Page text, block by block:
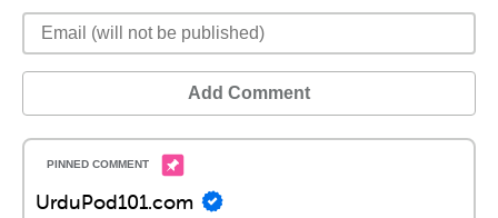
Add Comment
UrduPod101.com